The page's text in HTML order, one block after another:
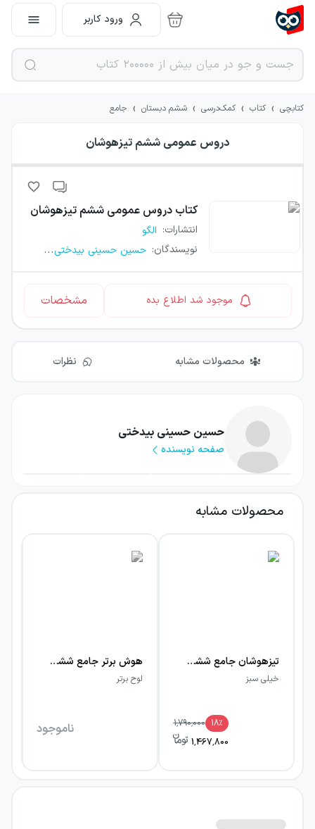
ورود کاربر
کتابچی › کتاب › کمک‌درسی › ششم دبستان › جامع
دروس عمومی ششم تیزهوشان
کتاب دروس عمومی ششم تیزهوشان
انتشارات: الگو
نویسندگان: حسین حسینی بیدختی...
موجود شد اطلاع بده مشخصات
محصولات مشابه نظرات
حسین حسینی بیدختی
صفحه نویسنده
محصولات مشابه
تیزهوشان جامع ششم خیلی سبز
خیلی سبز
1,790,000 18٪
1,467,800
هوش برتر جامع ششم لوح برتر
لوح برتر
ناموجود